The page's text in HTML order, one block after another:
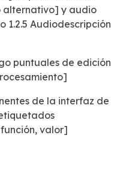
alternativo] y audio
1.2.5 Audiodescripción
puntuales de edición
de la interfaz de
valor]